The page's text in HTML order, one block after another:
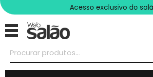
Acesso exclusivo do